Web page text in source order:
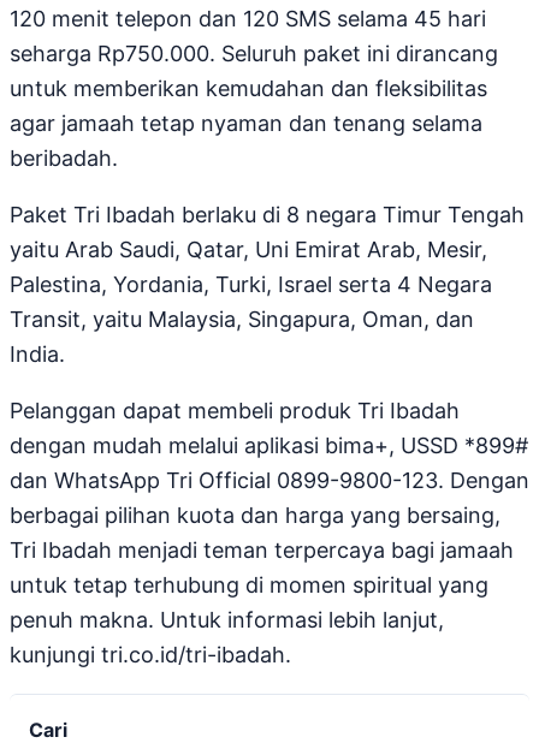
120 menit telepon dan 120 SMS selama 45 hari
seharga Rp750.000. Seluruh paket ini dirancang
untuk memberikan kemudahan dan fleksibilitas
agar jamaah tetap nyaman dan tenang selama
beribadah.
Paket Tri Ibadah berlaku di 8 negara Timur Tengah
yaitu Arab Saudi, Qatar, Uni Emirat Arab, Mesir,
Palestina, Yordania, Turki, Israel serta 4 Negara
Transit, yaitu Malaysia, Singapura, Oman, dan
India.
Pelanggan dapat membeli produk Tri Ibadah
dengan mudah melalui aplikasi bima+, USSD *899#
dan WhatsApp Tri Official 0899-9800-123. Dengan
berbagai pilihan kuota dan harga yang bersaing,
Tri Ibadah menjadi teman terpercaya bagi jamaah
untuk tetap terhubung di momen spiritual yang
penuh makna. Untuk informasi lebih lanjut,
kunjungi tri.co.id/tri-ibadah.
Cari